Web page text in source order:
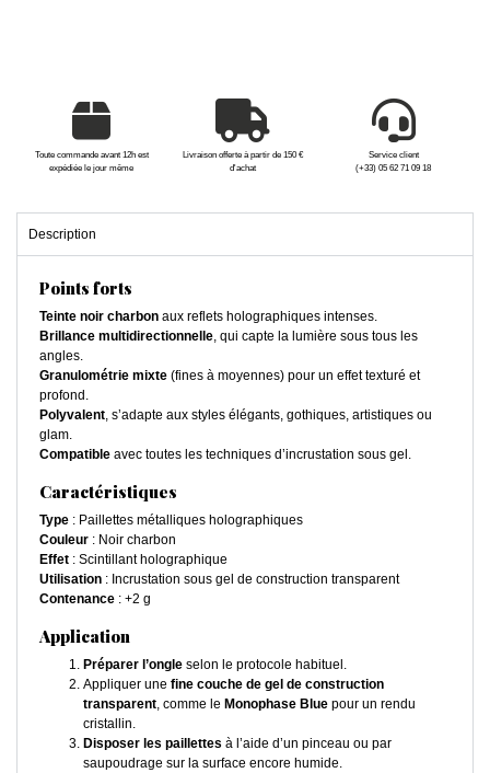
Toute commande avant 12h est
expédiée le jour même
Livraison offerte à partir de 150 €
d'achat
Service client
(+33) 05 62 71 09 18
Description
Points forts
Teinte noir charbon aux reflets holographiques intenses.
Brillance multidirectionnelle, qui capte la lumière sous tous les
angles.
Granulométrie mixte (fines à moyennes) pour un effet texturé et
profond.
Polyvalent, s’adapte aux styles élégants, gothiques, artistiques ou
glam.
Compatible avec toutes les techniques d’incrustation sous gel.
Caractéristiques
Type : Paillettes métalliques holographiques
Couleur : Noir charbon
Effet : Scintillant holographique
Utilisation : Incrustation sous gel de construction transparent
Contenance : +2 g
Application
Préparer l’ongle selon le protocole habituel.
Appliquer une fine couche de gel de construction
transparent, comme le Monophase Blue pour un rendu
cristallin.
Disposer les paillettes à l’aide d’un pinceau ou par
saupoudrage sur la surface encore humide.